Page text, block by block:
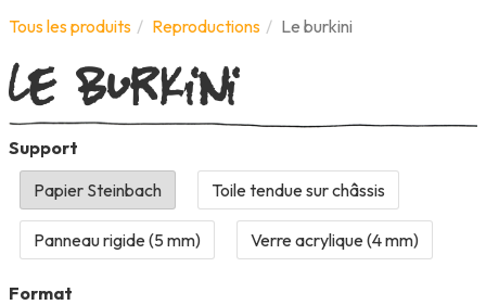
Tous les produits Reproductions Le burkini
Le burkini
Support
Format